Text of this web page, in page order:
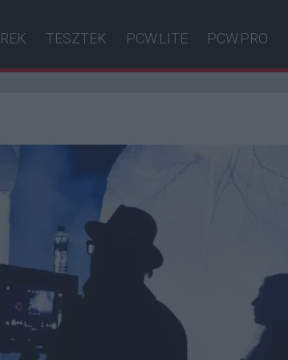
TESZTEK PCW.LITE PCW.PRO